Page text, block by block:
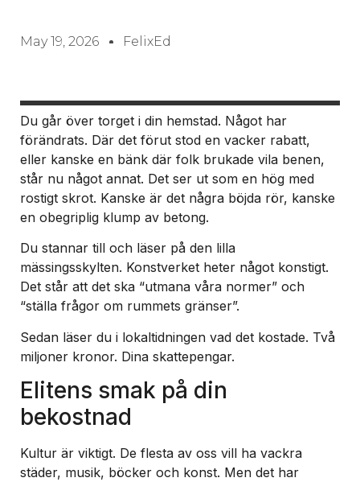
May 19, 2026 FelixEd
Du går över torget i din hemstad. Något har
förändrats. Där det förut stod en vacker rabatt,
eller kanske en bänk där folk brukade vila benen,
står nu något annat. Det ser ut som en hög med
rostigt skrot. Kanske är det några böjda rör, kanske
en obegriplig klump av betong.
Du stannar till och läser på den lilla
mässingsskylten. Konstverket heter något konstigt.
Det står att det ska “utmana våra normer” och
“ställa frågor om rummets gränser”.
Sedan läser du i lokaltidningen vad det kostade. Två
miljoner kronor. Dina skattepengar.
Elitens smak på din
bekostnad
Kultur är viktigt. De flesta av oss vill ha vackra
städer, musik, böcker och konst. Men det har